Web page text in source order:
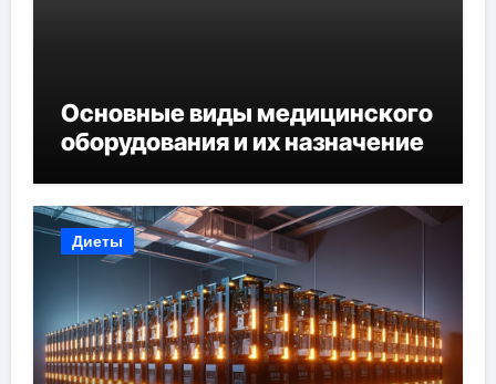
Основные виды медицинского
оборудования и их назначение
Диеты